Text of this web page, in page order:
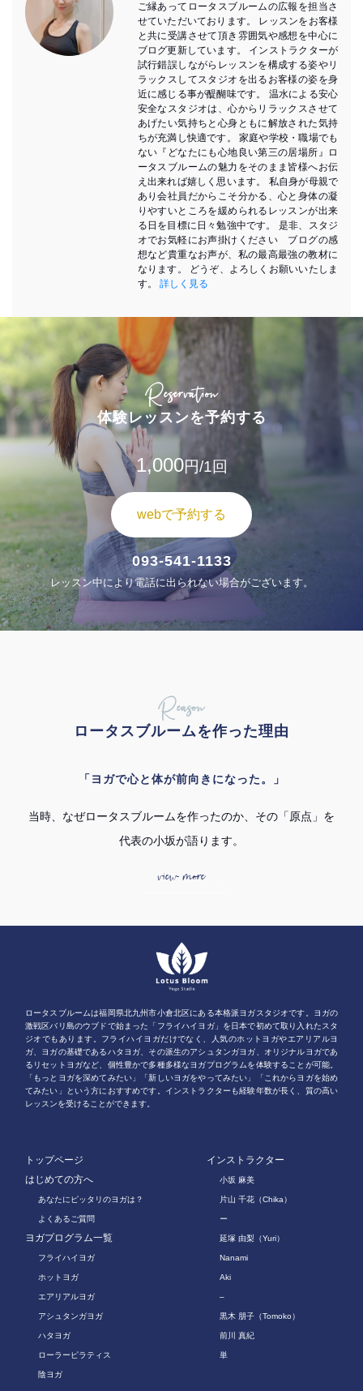
ご縁あってロータスブルームの広報を担当さ
せていただいております。 レッスンをお客様
と共に受講させて頂き雰囲気や感想を中心に
ブログ更新しています。 インストラクターが
試行錯誤しながらレッスンを構成する姿やリ
ラックスしてスタジオを出るお客様の姿を身
近に感じる事が醍醐味です。 温水による安心
安全なスタジオは、心からリラックスさせて
あげたい気持ちと心身ともに解放された気持
ちが充満し快適です。 家庭や学校・職場でも
ない『どなたにも心地良い第三の居場所』ロ
ータスブルームの魅力をそのまま皆様へお伝
え出来れば嬉しく思います。 私自身が母親で
あり会社員だからこそ分かる、心と身体の凝
りやすいところを緩められるレッスンが出来
る日を目標に日々勉強中です。 是非、スタジ
オでお気軽にお声掛けください ブログの感
想など貴重なお声が、私の最高最強の教材に
なります。 どうぞ、よろしくお願いいたしま
す。 詳しく見る
Reservation
体験レッスンを予約する
1,000円/1回
webで予約する
093-541-1133
レッスン中により電話に出られない場合がございます。
Reason
ロータスブルームを作った理由
「ヨガで心と体が前向きになった。」
当時、なぜロータスブルームを作ったのか、その「原点」を
代表の小坂が語ります。
view more
ロータスブルームは福岡県北九州市小倉北区にある本格派ヨガスタジオです。ヨガの
激戦区バリ島のウブドで始まった「フライハイヨガ」を日本で初めて取り入れたスタ
ジオでもあります。フライハイヨガだけでなく、人気のホットヨガやエアリアルヨ
ガ、ヨガの基礎であるハタヨガ、その派生のアシュタンガヨガ、オリジナルヨガであ
るリセットヨガなど、個性豊かで多種多様なヨガプログラムを体験することが可能。
「もっとヨガを深めてみたい」「新しいヨガをやってみたい」「これからヨガを始め
てみたい」という方におすすめです。インストラクターも経験年数が長く、質の高い
レッスンを受けることができます。
トップページ
はじめての方へ
あなたにピッタリのヨガは？
よくあるご質問
ヨガプログラム一覧
フライハイヨガ
ホットヨガ
エアリアルヨガ
アシュタンガヨガ
ハタヨガ
ローラーピラティス
陰ヨガ
インストラクター
小坂 麻美
片山 千花（Chika）
ー
延塚 由梨（Yuri）
Nanami
Aki
–
黒木 朋子（Tomoko）
前川 真紀
単